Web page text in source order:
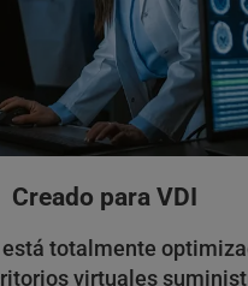
Creado para VDI
está totalmente
virtuales